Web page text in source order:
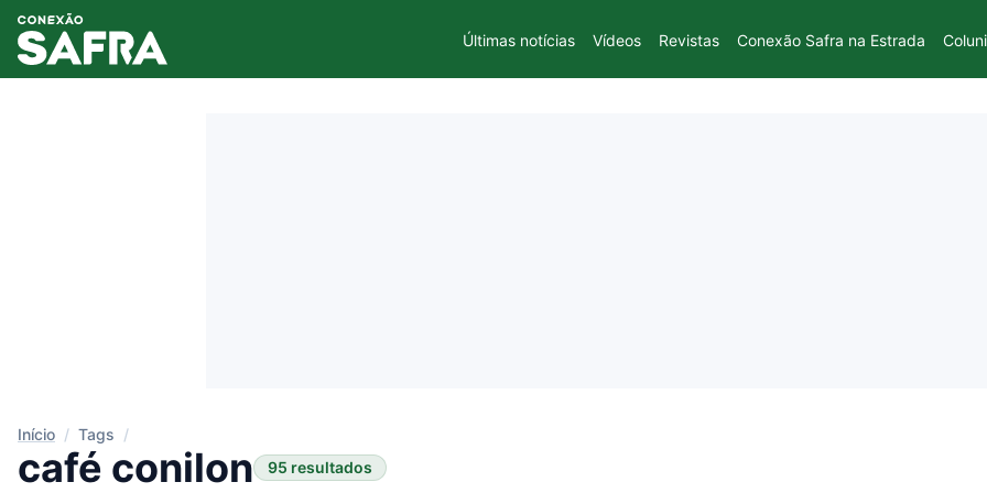
Últimas notícias Vídeos Revistas Conexão Safra na Estrada
Início / Tags /
café conilon 95 resultados